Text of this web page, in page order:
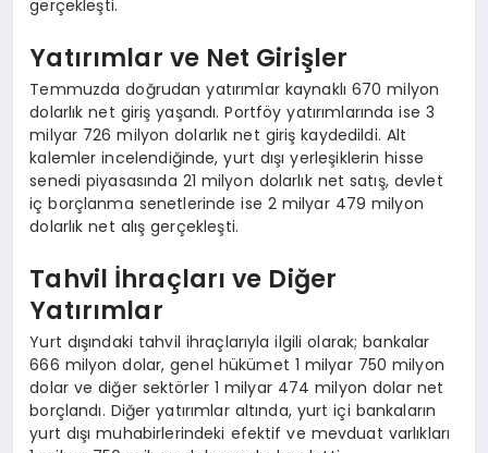
gerçekleşti.
Yatırımlar ve Net Girişler
Temmuzda doğrudan yatırımlar kaynaklı 670 milyon
dolarlık net giriş yaşandı. Portföy yatırımlarında ise 3
milyar 726 milyon dolarlık net giriş kaydedildi. Alt
kalemler incelendiğinde, yurt dışı yerleşiklerin hisse
senedi piyasasında 21 milyon dolarlık net satış, devlet
iç borçlanma senetlerinde ise 2 milyar 479 milyon
dolarlık net alış gerçekleşti.
Tahvil İhraçları ve Diğer
Yatırımlar
Yurt dışındaki tahvil ihraçlarıyla ilgili olarak; bankalar
666 milyon dolar, genel hükümet 1 milyar 750 milyon
dolar ve diğer sektörler 1 milyar 474 milyon dolar net
borçlandı. Diğer yatırımlar altında, yurt içi bankaların
yurt dışı muhabirlerindeki efektif ve mevduat varlıkları